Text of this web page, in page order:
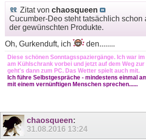
Zitat von chaosqueen
Cucumber-Deo steht tatsächlich schon
der gewünschten Produkte.
Oh, Gurkenduft, ich
den........
Diese schönen Sonntagsspaziergänge. Ich war
am Kühlschrank vorbei und jetzt auf dem Weg
geht's dann zum PC. Das Wetter spielt auch mit.
Ich führe Selbstgespräche - mindestens einmal
mit einem vernünftigen Menschen sprechen......
chaosqueen:
31.08.2016 13:24